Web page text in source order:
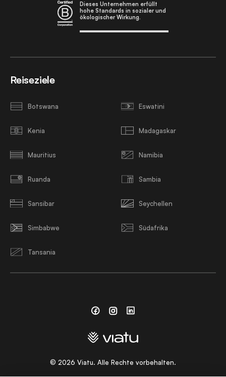
Dieses Unternehmen erfüllt
hohe Standards in sozialer und
ökologischer Wirkung.
Reiseziele
Botswana Eswatini
Kenia Madagaskar
Mauritius Namibia
Ruanda Sambia
Sansibar Seychellen
Simbabwe Südafrika
Tansania
© 2026 Viatu. Alle Rechte vorbehalten.
FacebookInstagramLinkedin